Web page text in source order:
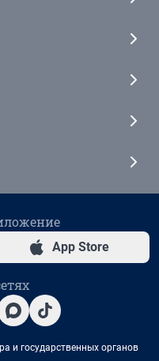
App Store
и государственных органов